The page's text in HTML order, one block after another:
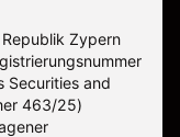
Zypern
Securities and
463/25)